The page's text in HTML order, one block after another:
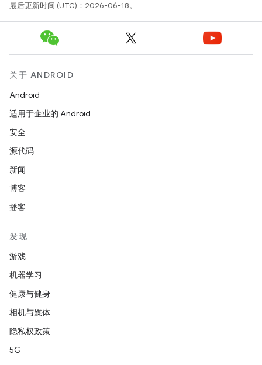
最后更新时间 (UTC)：2026-06-18。
关于 ANDROID
Android
适用于企业的 Android
安全
源代码
新闻
博客
播客
发现
游戏
机器学习
健康与健身
相机与媒体
隐私权政策
5G